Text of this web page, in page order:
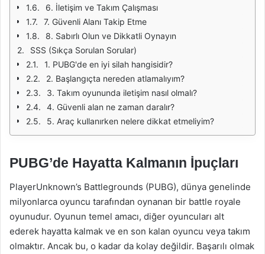
6. İletişim ve Takım Çalışması
7. Güvenli Alanı Takip Etme
8. Sabırlı Olun ve Dikkatli Oynayın
SSS (Sıkça Sorulan Sorular)
1. PUBG'de en iyi silah hangisidir?
2. Başlangıçta nereden atlamalıyım?
3. Takım oyununda iletişim nasıl olmalı?
4. Güvenli alan ne zaman daralır?
5. Araç kullanırken nelere dikkat etmeliyim?
PUBG’de Hayatta Kalmanın İpuçları
PlayerUnknown’s Battlegrounds (PUBG), dünya genelinde
milyonlarca oyuncu tarafından oynanan bir battle royale
oyunudur. Oyunun temel amacı, diğer oyuncuları alt
ederek hayatta kalmak ve en son kalan oyuncu veya takım
olmaktır. Ancak bu, o kadar da kolay değildir. Başarılı olmak